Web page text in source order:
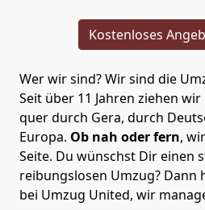
Kostenloses
Wer wir sind? Wir sind die
Seit über 11 Jahren ziehen
quer durch Gera, durch
Europa. Ob nah oder fern,
Seite. Du wünschst Dir einen
reibungslosen Umzug? Dann
bei Umzug United, wir